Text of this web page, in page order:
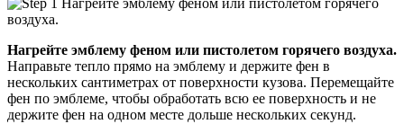
Нагрейте эмблему феном или пистолетом горячего воздуха.
Направьте тепло прямо на эмблему и держите фен в
нескольких сантиметрах от поверхности кузова. Перемещайте
фен по эмблеме, чтобы обработать всю ее поверхность и не
держите фен на одном месте дольше нескольких секунд.